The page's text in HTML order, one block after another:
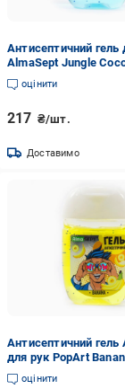
Антисептичний гель
AlmaSept Jungle
оцінити
217 ₴/шт.
Доставимо
Антисептичний гель
для рук PopArt
оцінити